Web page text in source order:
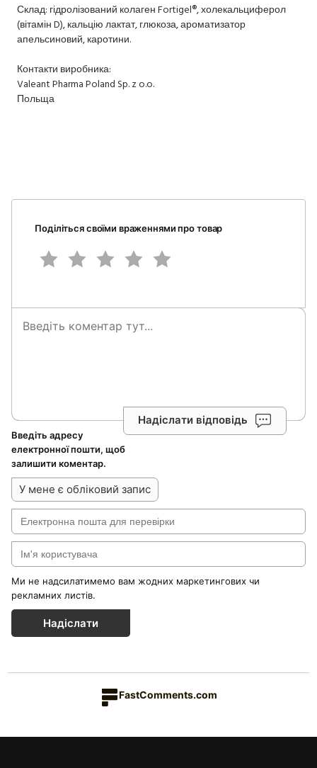
Склад: гідролізований колаген Fortigel®, холекальциферол
(вітамін D), кальцію лактат, глюкоза, ароматизатор
апельсиновий, каротини.
Контакти виробника:
Valeant Pharma Poland Sp. z o.o.
Польща
Поділіться своїми враженнями про товар
Надіслати відповідь
Введіть адресу
електронної пошти, щоб
залишити коментар.
У мене є обліковий запис
Ми не надсилатимемо вам жодних маркетингових чи
рекламних листів.
Надіслати
FastComments.com